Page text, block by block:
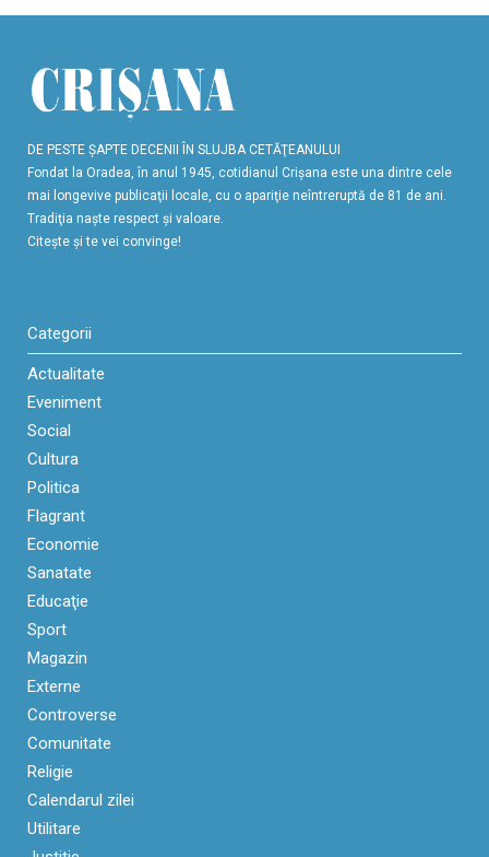
DE PESTE ŞAPTE DECENII ÎN SLUJBA CETĂŢEANULUI
Fondat la Oradea, în anul 1945, cotidianul Crişana este una dintre cele
mai longevive publicaţii locale, cu o apariţie neîntreruptă de 81 de ani.
Tradiţia naşte respect şi valoare.
Citeşte şi te vei convinge!
Categorii
Actualitate
Eveniment
Social
Cultura
Politica
Flagrant
Economie
Sanatate
Educaţie
Sport
Magazin
Externe
Controverse
Comunitate
Religie
Calendarul zilei
Utilitare